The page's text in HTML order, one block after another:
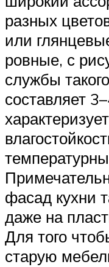
разных
или
ровные, с
службы
составляет
фасад кухни
даже на
Для того
старую